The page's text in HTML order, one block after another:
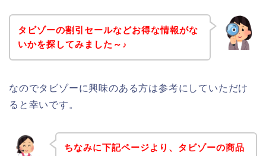
タビゾーの割引セールなどお得な情報がな
いかを探してみました～♪
なのでタビゾーに興味のある方は参考にしていただけ
ると幸いです。
ちなみに下記ページより、タビゾーの商品